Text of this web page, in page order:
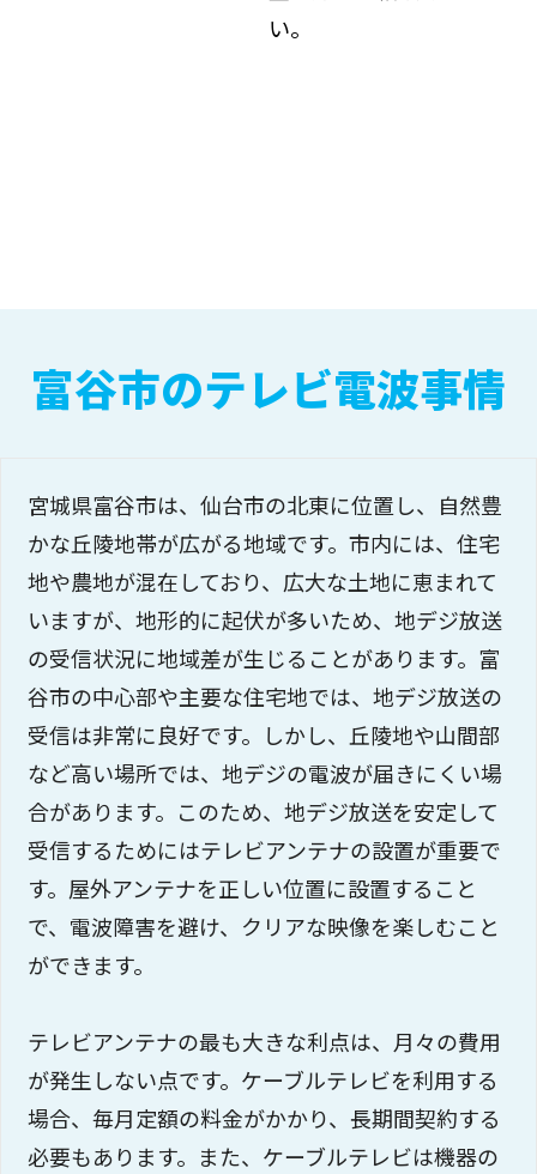
い。
富谷市のテレビ電波事情
宮城県富谷市は、仙台市の北東に位置し、自然豊
かな丘陵地帯が広がる地域です。市内には、住宅
地や農地が混在しており、広大な土地に恵まれて
いますが、地形的に起伏が多いため、地デジ放送
の受信状況に地域差が生じることがあります。富
谷市の中心部や主要な住宅地では、地デジ放送の
受信は非常に良好です。しかし、丘陵地や山間部
など高い場所では、地デジの電波が届きにくい場
合があります。このため、地デジ放送を安定して
受信するためにはテレビアンテナの設置が重要で
す。屋外アンテナを正しい位置に設置すること
で、電波障害を避け、クリアな映像を楽しむこと
ができます。
テレビアンテナの最も大きな利点は、月々の費用
が発生しない点です。ケーブルテレビを利用する
場合、毎月定額の料金がかかり、長期間契約する
必要もあります。また、ケーブルテレビは機器の